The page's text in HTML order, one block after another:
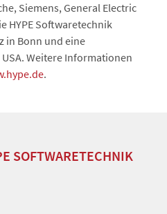
Siemens, General Electric
HYPE Softwaretechnik
in Bonn und eine
Weitere Informationen
.
SOFTWARETECHNIK